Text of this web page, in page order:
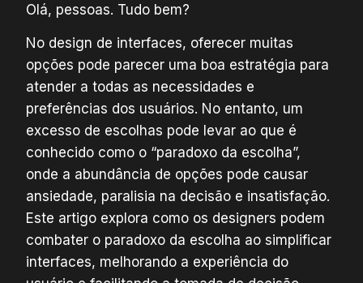
Olá, pessoas. Tudo bem?
No design de interfaces, oferecer muitas
opções pode parecer uma boa estratégia para
atender a todas as necessidades e
preferências dos usuários. No entanto, um
excesso de escolhas pode levar ao que é
conhecido como o “paradoxo da escolha”,
onde a abundância de opções pode causar
ansiedade, paralisia na decisão e insatisfação.
Este artigo explora como os designers podem
combater o paradoxo da escolha ao simplificar
interfaces, melhorando a experiência do